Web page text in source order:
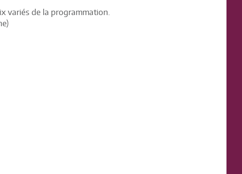
variés de la programmation.